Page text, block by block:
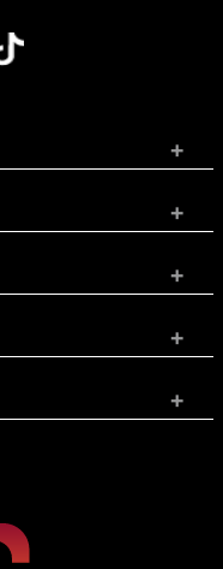
+
+
+
+
+